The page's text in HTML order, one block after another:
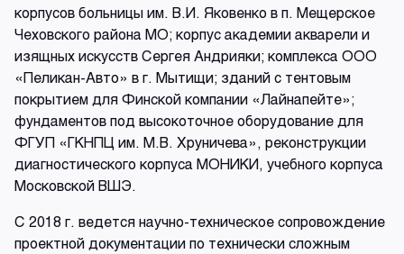
корпусов больницы им. В.И. Яковенко в п. Мещерское
Чеховского района МО; корпус академии акварели и
изящных искусств Сергея Андрияки; комплекса ООО
«Пеликан-Авто» в г. Мытищи; зданий с тентовым
покрытием для Финской компании «Лайнапейте»;
фундаментов под высокоточное оборудование для
ФГУП «ГКНПЦ им. М.В. Хруничева», реконструкции
диагностического корпуса МОНИКИ, учебного корпуса
Московской ВШЭ.
С 2018 г. ведется научно-техническое сопровождение
проектной документации по технически сложным